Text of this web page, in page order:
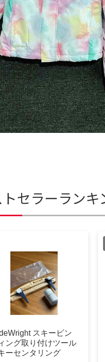
セラーランキ
スキービン
ング取り付けツール
ーセンタリング